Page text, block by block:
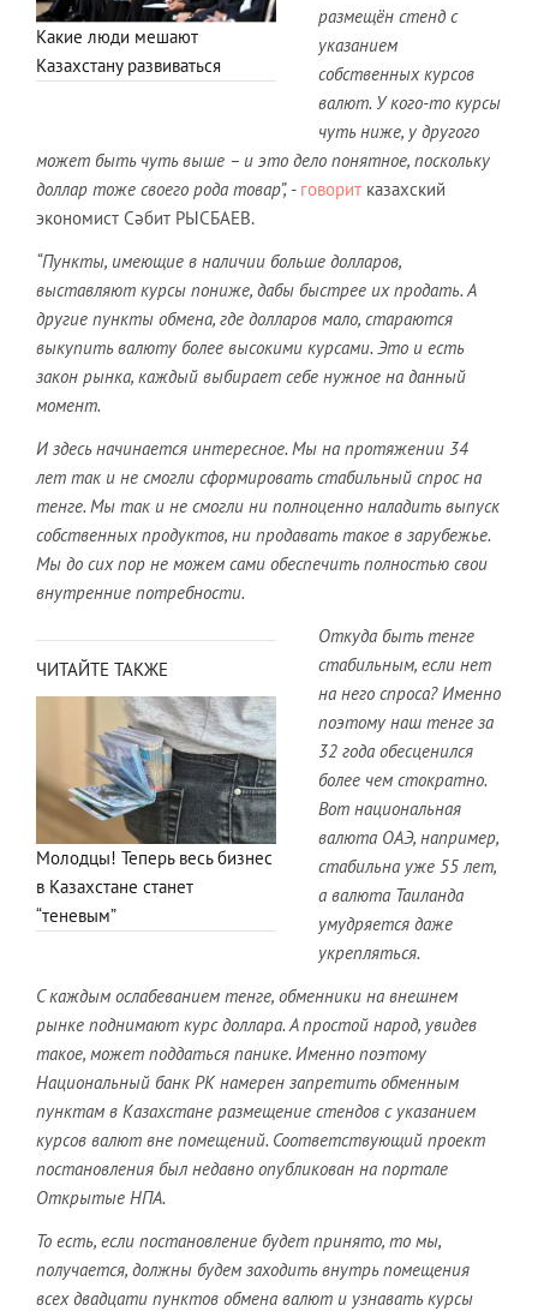
Какие люди мешают
Казахстану развиваться
размещён стенд с
указанием
собственных курсов
валют. У кого-то курсы
чуть ниже, у другого
может быть чуть выше – и это дело понятное, поскольку
доллар тоже своего рода товар”, - говорит казахский
экономист Сәбит РЫСБАЕВ.
“Пункты, имеющие в наличии больше долларов,
выставляют курсы пониже, дабы быстрее их продать. А
другие пункты обмена, где долларов мало, стараются
выкупить валюту более высокими курсами. Это и есть
закон рынка, каждый выбирает себе нужное на данный
момент.
И здесь начинается интересное. Мы на протяжении 34
лет так и не смогли сформировать стабильный спрос на
тенге. Мы так и не смогли ни полноценно наладить выпуск
собственных продуктов, ни продавать такое в зарубежье.
Мы до сих пор не можем сами обеспечить полностью свои
внутренние потребности.
ЧИТАЙТЕ ТАКЖЕ
Молодцы! Теперь весь бизнес
в Казахстане станет
“теневым”
Откуда быть тенге
стабильным, если нет
на него спроса? Именно
поэтому наш тенге за
32 года обесценился
более чем стократно.
Вот национальная
валюта ОАЭ, например,
стабильна уже 55 лет,
а валюта Таиланда
умудряется даже
укрепляться.
С каждым ослабеванием тенге, обменники на внешнем
рынке поднимают курс доллара. А простой народ, увидев
такое, может поддаться панике. Именно поэтому
Национальный банк РК намерен запретить обменным
пунктам в Казахстане размещение стендов с указанием
курсов валют вне помещений. Соответствующий проект
постановления был недавно опубликован на портале
Открытые НПА.
То есть, если постановление будет принято, то мы,
получается, должны будем заходить внутрь помещения
всех двадцати пунктов обмена валют и узнавать курсы